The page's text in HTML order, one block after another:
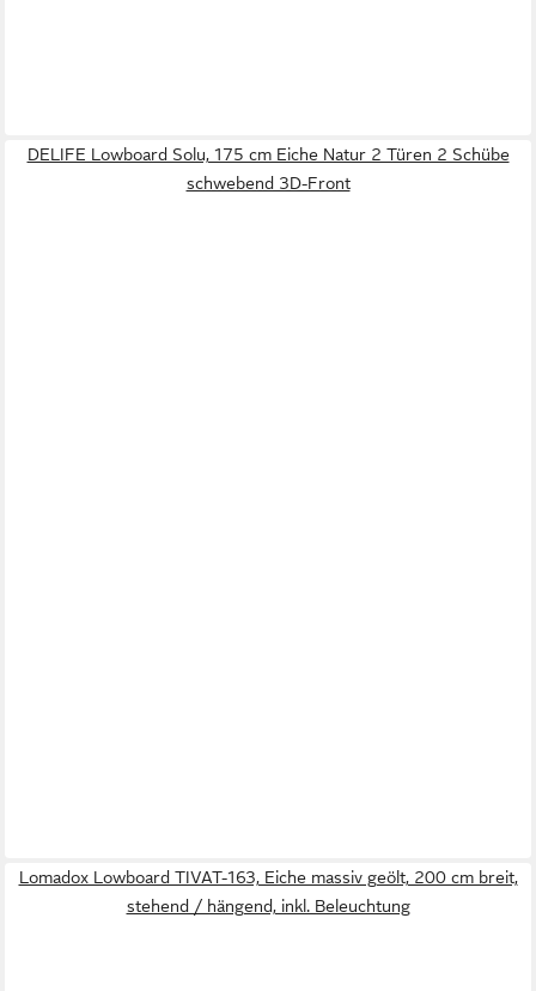
DELIFE Lowboard Solu, 175 cm Eiche Natur 2 Türen 2 Schübe
schwebend 3D-Front
Lomadox Lowboard TIVAT-163, Eiche massiv geölt, 200 cm breit,
stehend / hängend, inkl. Beleuchtung